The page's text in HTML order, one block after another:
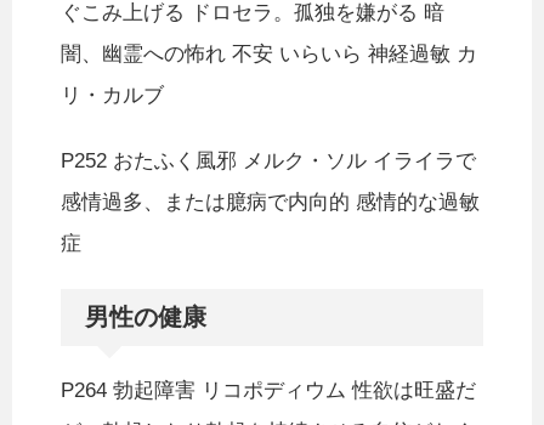
ぐこみ上げる ドロセラ。孤独を嫌がる 暗
闇、幽霊への怖れ 不安 いらいら 神経過敏 カ
リ・カルブ
P252 おたふく風邪 メルク・ソル イライラで
感情過多、または臆病で内向的 感情的な過敏
症
男性の健康
P264 勃起障害 リコポディウム 性欲は旺盛だ